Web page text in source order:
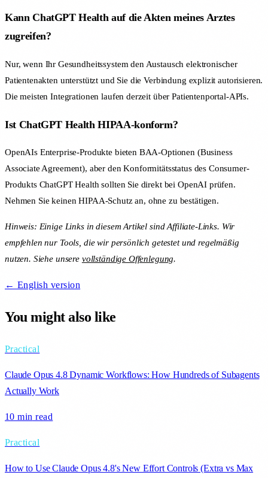
Kann ChatGPT Health auf die Akten meines Arztes
zugreifen?
Nur, wenn Ihr Gesundheitssystem den Austausch elektronischer
Patientenakten unterstützt und Sie die Verbindung explizit autorisieren.
Die meisten Integrationen laufen derzeit über Patientenportal-APIs.
Ist ChatGPT Health HIPAA-konform?
OpenAIs Enterprise-Produkte bieten BAA-Optionen (Business
Associate Agreement), aber den Konformitätsstatus des Consumer-
Produkts ChatGPT Health sollten Sie direkt bei OpenAI prüfen.
Nehmen Sie keinen HIPAA-Schutz an, ohne zu bestätigen.
Hinweis: Einige Links in diesem Artikel sind Affiliate-Links. Wir
empfehlen nur Tools, die wir persönlich getestet und regelmäßig
nutzen. Siehe unsere vollständige Offenlegung.
← English version
You might also like
Practical
Claude Opus 4.8 Dynamic Workflows: How Hundreds of Subagents
Actually Work
10 min read
Practical
How to Use Claude Opus 4.8's New Effort Controls (Extra vs Max